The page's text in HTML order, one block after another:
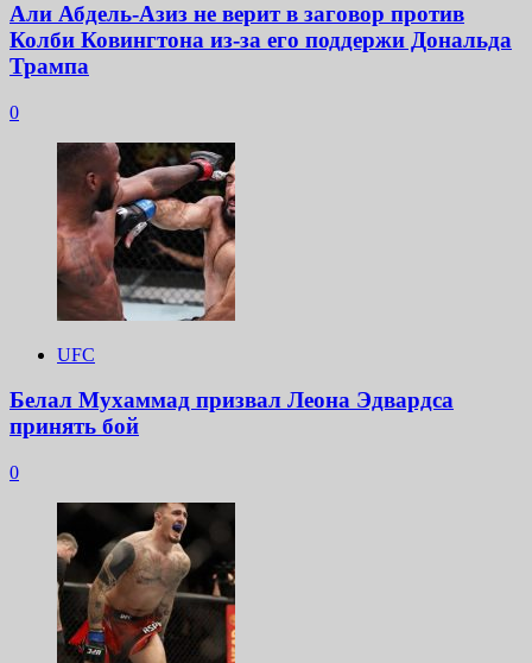
Али Абдель-Азиз не верит в заговор против
Колби Ковингтона из-за его поддержи Дональда
Трампа
0
UFC
Белал Мухаммад призвал Леона Эдвардса
принять бой
0